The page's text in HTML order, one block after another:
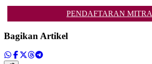
PENDAFTARAN MITRA
Bagikan Artikel